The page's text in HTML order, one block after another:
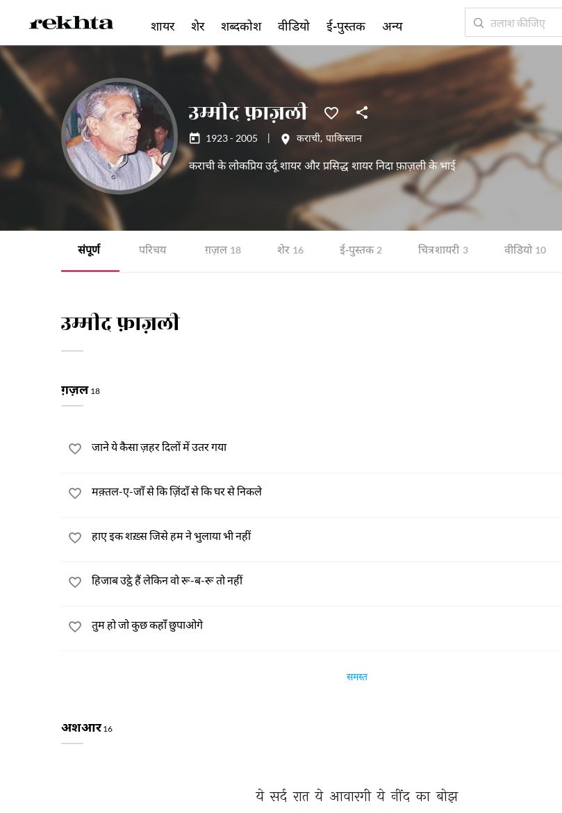
उम्मीद फ़ाज़ली
1923 - 2005 कराची, पाकिस्तान
कराची के लोकप्रिय उर्दू शायर और प्रसिद्ध शायर निदा फ़ाज़ली के भाई
संपूर्ण परिचय ग़ज़ल 18 शेर 16 ई-पुस्तक 2 चित्र शायरी 3 वीडियो 10
उम्मीद फ़ाज़ली
ग़ज़ल 18
जाने ये कैसा ज़हर दिलों में उतर गया
मक़्तल-ए-जाँ से कि ज़िंदाँ से कि घर से निकले
हाए इक शख़्स जिसे हम ने भुलाया भी नहीं
हिजाब उट्ठे हैं लेकिन वो रू-ब-रू तो नहीं
तुम हो जो कुछ कहाँ छुपाओगे
समस्त
अशआर16
ये सर्द रात ये आवारगी ये नींद का बोझ
शायर शेर शब्दकोश वीडियो ई-पुस्तक अन्य